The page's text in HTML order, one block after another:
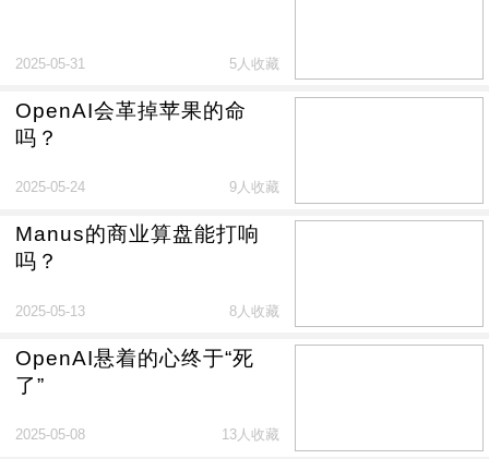
2025-05-31 5人收藏
OpenAI会革掉苹果的命
吗？
2025-05-24 9人收藏
Manus的商业算盘能打响
吗？
2025-05-13 8人收藏
OpenAI悬着的心终于“死
了”
2025-05-08 13人收藏